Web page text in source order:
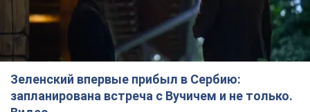
"Верните Федорова": в городах Украины уже
23-й день подряд проходят массовые митинги
с плакатами. Фото и видео
Участники акций продолжают серию ежедневных протестов
5 часов назад 2,3 т.